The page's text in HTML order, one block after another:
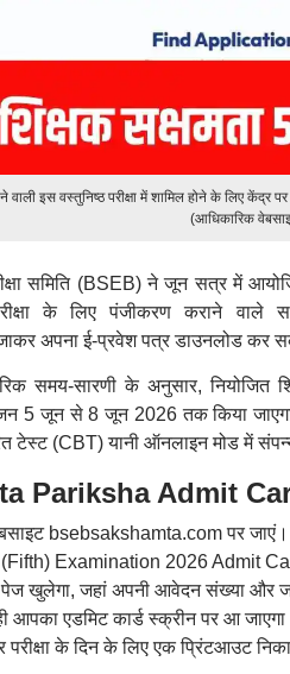
इस वस्तुनिष्ठ परीक्षा में शामिल होने के लिए केंद्र
(आधिकारिक
समिति (BSEB) ने जून सत्र में
के लिए पंजीकरण कराने वाले
अपना ई-प्रवेश पत्र डाउनलोड कर
समय-सारणी के अनुसार,
जून से 8 जून 2026 तक किया जाएगा।
टेस्ट (CBT) यानी ऑनलाइन मोड में
Pariksha Admit Card:
bsebsakshamta.com पर जाएं।
(Fifth) Examination 2026 Admit
खुलेगा, जहां अपनी आवेदन संख्या और
आपका एडमिट कार्ड स्क्रीन पर आ
के दिन के लिए एक प्रिंटआउट